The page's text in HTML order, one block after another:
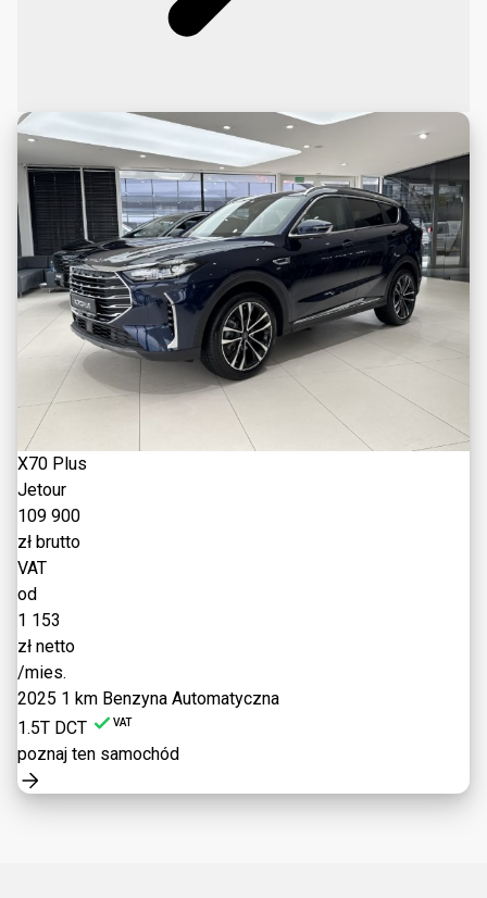
X70 Plus
Jetour
109 900
zł brutto
VAT
od
1 153
zł netto
/mies.
2025 1 km Benzyna Automatyczna
1.5T DCT
VAT
poznaj ten samochód